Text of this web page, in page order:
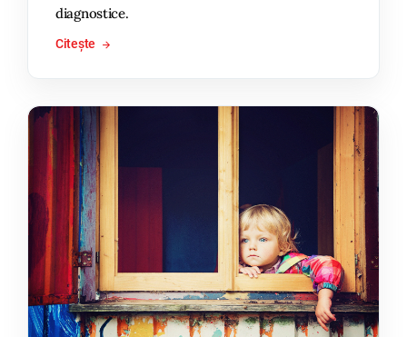
diagnostice.
Citește